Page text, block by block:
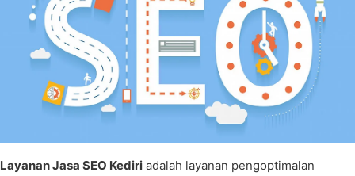
Layanan Jasa SEO Kediri adalah layanan pengoptimalan